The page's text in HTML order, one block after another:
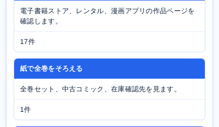
電子書籍ストア、レンタル、漫画アプリの作品ページを
確認します。
17件
紙で全巻をそろえる
全巻セット、中古コミック、在庫確認先を見ます。
1件